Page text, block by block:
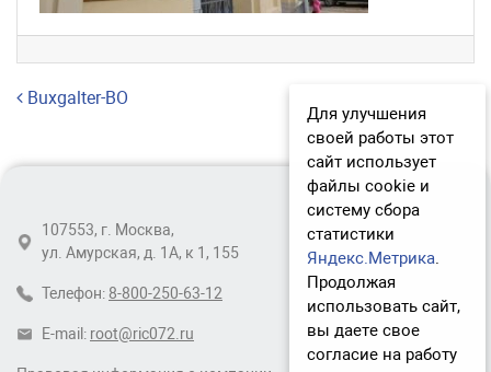
Навигация по записям
Buxgalter-BO
107553, г. Москва,
ул. Амурская, д. 1А, к 1, 155
Телефон: 8-800-250-63-12
E-mail: root@ric072.ru
Для улучшения
своей работы этот
сайт использует
файлы cookie и
систему сбора
статистики
Яндекс.Метрика.
Продолжая
использовать сайт,
вы даете свое
согласие на работу